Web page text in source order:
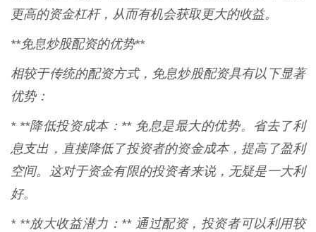
更高的资金杠杆，从而有机会获取更大的收益。
**免息炒股配资的优势**
相较于传统的配资方式，免息炒股配资具有以下显著
优势：
* **降低投资成本：** 免息是最大的优势。省去了利
息支出，直接降低了投资者的资金成本，提高了盈利
空间。这对于资金有限的投资者来说，无疑是一大利
好。
* **放大收益潜力：** 通过配资，投资者可以利用较